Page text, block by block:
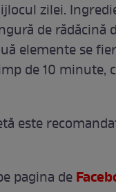
zilei.
de rădăcină
elemente se
de 10 minute,
este
pagina de